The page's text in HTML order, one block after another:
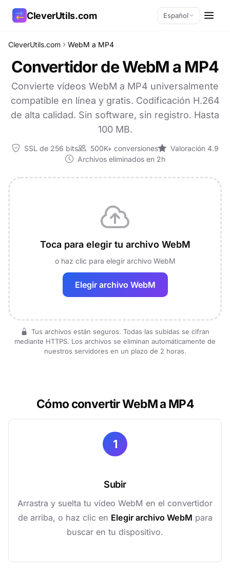
CleverUtils.com Español
CleverUtils.com WebM a MP4
Convertidor de WebM a MP4
Convierte vídeos WebM a MP4 universalmente
compatible en línea y gratis. Codificación H.264
de alta calidad. Sin software, sin registro. Hasta
100 MB.
SSL de 256 bits 500K+ conversiones
Valoración 4.9
Archivos eliminados en 2h
Toca para elegir tu archivo WebM
o haz clic para elegir archivo WebM
Elegir archivo WebM
Tus archivos están seguros. Todas las subidas se cifran
mediante HTTPS. Los archivos se eliminan automáticamente de
nuestros servidores en un plazo de 2 horas.
Cómo convertir WebM a MP4
1
Subir
Arrastra y suelta tu vídeo WebM en el convertidor
de arriba, o haz clic en Elegir archivo WebM para
buscar en tu dispositivo.
Copiar enlace